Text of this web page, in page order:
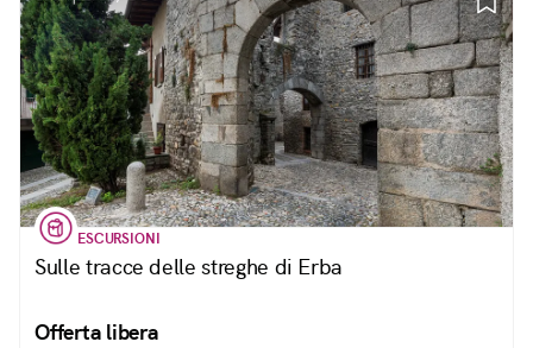
ESCURSIONI
Sulle tracce delle streghe di Erba
Offerta libera